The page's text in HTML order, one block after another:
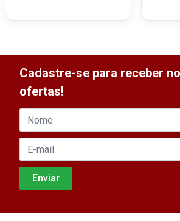
Cadastre-se para receber
ofertas!